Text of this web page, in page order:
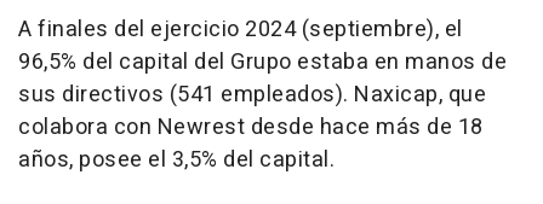
A finales del ejercicio 2024 (septiembre), el
96,5% del capital del Grupo estaba en manos de
sus directivos (541 empleados). Naxicap, que
colabora con Newrest desde hace más de 18
años, posee el 3,5% del capital.